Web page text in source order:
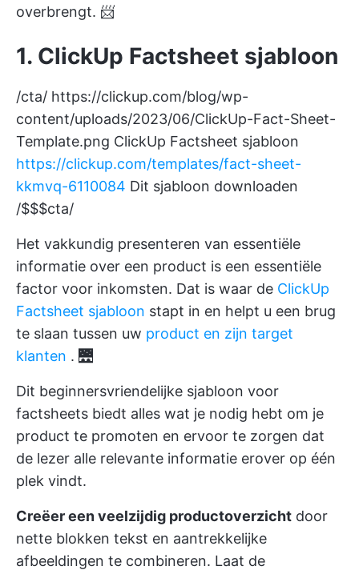
overbrengt. 📨
1. ClickUp Factsheet sjabloon
/cta/ https://clickup.com/blog/wp-
content/uploads/2023/06/ClickUp-Fact-Sheet-
Template.png ClickUp Factsheet sjabloon
https://clickup.com/templates/fact-sheet-
kkmvq-6110084 Dit sjabloon downloaden
/$$$cta/
Het vakkundig presenteren van essentiële
informatie over een product is een essentiële
factor voor inkomsten. Dat is waar de ClickUp
Factsheet sjabloon stapt in en helpt u een brug
te slaan tussen uw product en zijn target
klanten . 🌉
Dit beginnersvriendelijke sjabloon voor
factsheets biedt alles wat je nodig hebt om je
product te promoten en ervoor te zorgen dat
de lezer alle relevante informatie erover op één
plek vindt.
Creëer een veelzijdig productoverzicht door
nette blokken tekst en aantrekkelijke
afbeeldingen te combineren. Laat de